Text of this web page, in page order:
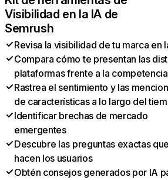
Visibilidad en la IA de
Semrush
Revisa la visibilidad de tu marca en
Compara cómo te presentan las
plataformas frente a la competencia
Rastrea el sentimiento y las
de características a lo largo del
Identificar brechas de mercado
emergentes
Descubre las preguntas exactas
hacen los usuarios
Obtén consejos generados por IA